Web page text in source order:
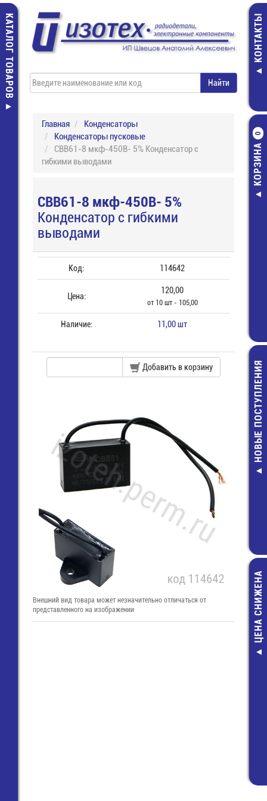
КАТАЛОГ ТОВАРОВ КОНТАКТЫ
КОРЗИНА
0
MFR-0,5-1
Резистор
7,00 руб.
НОВЫЕ ПОСТУПЛЕНИЯ
ЦЕНА СНИЖЕНА
Главная
Конденсаторы
Конденсаторы пусковые
CBB61-8 мкф-450В- 5% Конденсатор с
гибкими выводами
CBB61-8 мкф-450В- 5%
Конденсатор с гибкими
выводами
Код: 114642
Цена:
120,00
от 10 шт - 105,00
Наличие: 11,00 шт
Добавить в корзину
Внешний вид товара может незначительно отличаться от
представленного на изображении